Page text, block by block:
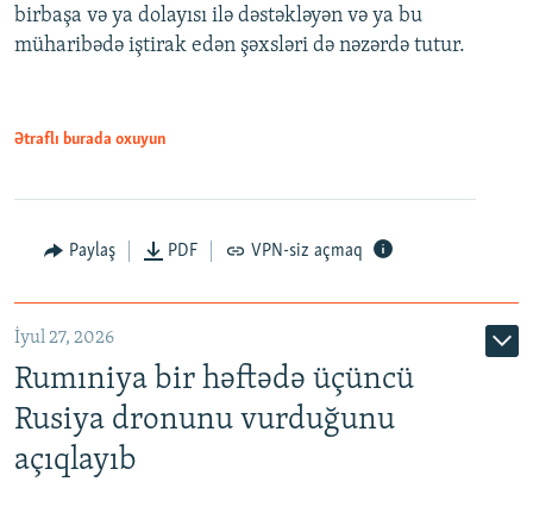
birbaşa və ya dolayısı ilə dəstəkləyən və ya bu
müharibədə iştirak edən şəxsləri də nəzərdə tutur.
Ətraflı burada oxuyun
Paylaş PDF VPN-siz açmaq
İyul 27, 2026
Rumıniya bir həftədə üçüncü
Rusiya dronunu vurduğunu
açıqlayıb